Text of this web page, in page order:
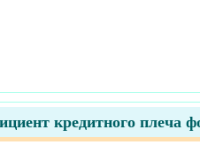
кредитного плеча